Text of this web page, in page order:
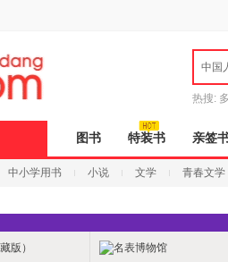
中国
热搜:
图书 特装书 亲签
中小学用书 小说 文学 青春文学